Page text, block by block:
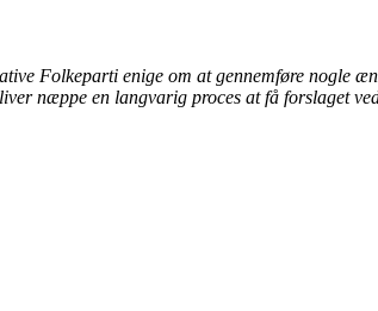
Folkeparti enige om at gennemføre nogle
næppe en langvarig proces at få forslaget